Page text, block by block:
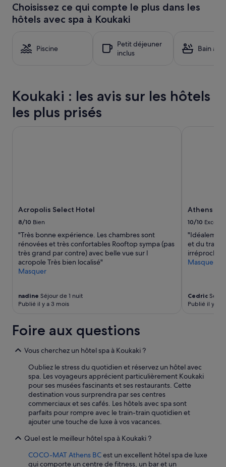
cours
des
24 dernières
nuit
pour
2 adultes.
conditions
supplémentaires
peuvent
s’appliquer.
Choisissez ce qui compte le plus dans les
hôtels avec spa à Koukaki
Piscine
Petit déjeuner
inclus
Bain à
Koukaki : les avis sur les hôtels
les plus prisés
Acropolis Select Hotel
8/10 Bien
"Très bonne expérience. Les chambres sont
rénovées et très confortables Rooftop sympa (pas
très grand par contre) avec belle vue sur l
acropole Très bien localisé"
Masquer
nadine Séjour de 1 nuit
Publié il y a 3 mois
Athens
10/10
et du tram.
Masquer
Cedric
Publié il y a 5
Foire aux questions
Vous cherchez un hôtel spa à Koukaki ?
Oubliez le stress du quotidien et réservez un hôtel avec
spa. Les voyageurs apprécient particulièrement Koukaki
pour ses musées fascinants et ses restaurants. Cette
destination vous surprendra par ses centres
commerciaux et ses cafés. Les hôtels avec spa sont
parfaits pour rompre avec le train-train quotidien et
ajouter une touche de luxe à vos vacances.
Quel est le meilleur hôtel spa à Koukaki ?
COCO-MAT Athens BCest un excellent hôtel spa de luxe
qui comporte un centre de fitness, un bar et un